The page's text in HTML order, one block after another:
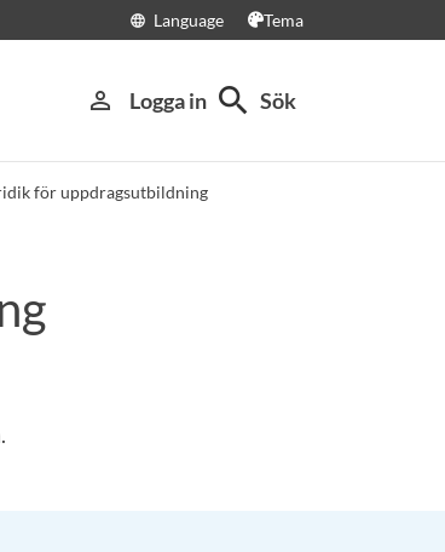
language Language Tema
person_outline Logga in search Sök
för uppdragsutbildning